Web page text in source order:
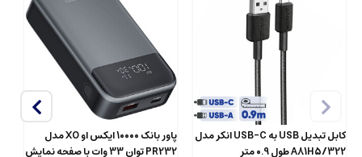
کابل تبدیل USB به USB-C انکر مدل
322/A81H5 طول 0.9 متر
پاور بانک 10000 ایکس او XO مدل
PR232 توان 33 وات با صفحه نمایش